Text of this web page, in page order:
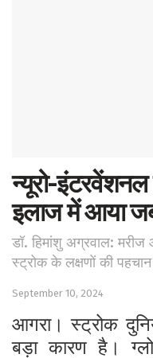
न्यूरो-
इलाज में आया
डॉ. हिमांशु अग्रवाल:
स्ट्रोक के लक्षणों की
September 10, 2024
आगरा। स्ट्रोक
बड़ा कारण है।